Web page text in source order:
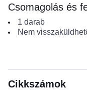
Csomagolás és
1 darab
Nem
Cikkszámok